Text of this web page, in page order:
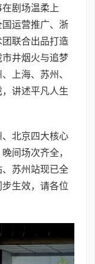
剧场温柔上
运营推广、浙
联合出品打造
井烟火与追梦
上海、苏州、
讲述平凡人生
北京四大核心
间场次齐全，
苏州站现已全
生效，请各位